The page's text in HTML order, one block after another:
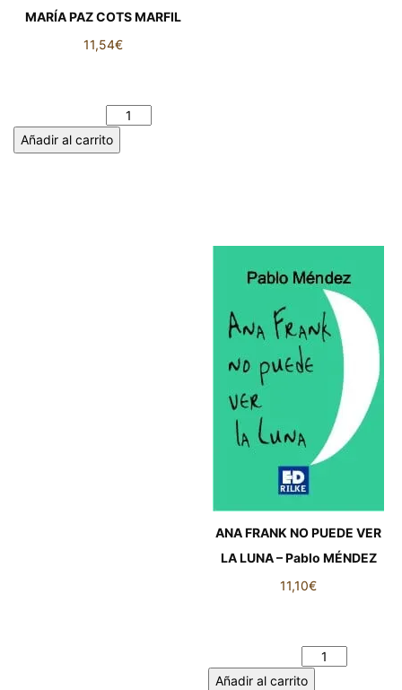
MARÍA PAZ COTS MARFIL
11,54€
Añadir al carrito
ANA FRANK NO PUEDE VER
LA LUNA – Pablo MÉNDEZ
11,10€
Añadir al carrito